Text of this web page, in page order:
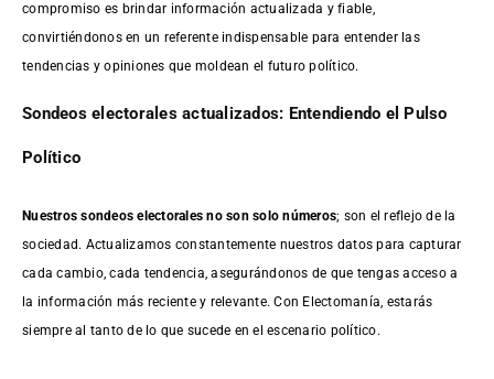
compromiso es brindar información actualizada y fiable,
convirtiéndonos en un referente indispensable para entender las
tendencias y opiniones que moldean el futuro político.
Sondeos electorales actualizados: Entendiendo el Pulso
Político
Nuestros sondeos electorales no son solo números; son el reflejo de la
sociedad. Actualizamos constantemente nuestros datos para capturar
cada cambio, cada tendencia, asegurándonos de que tengas acceso a
la información más reciente y relevante. Con Electomanía, estarás
siempre al tanto de lo que sucede en el escenario político.